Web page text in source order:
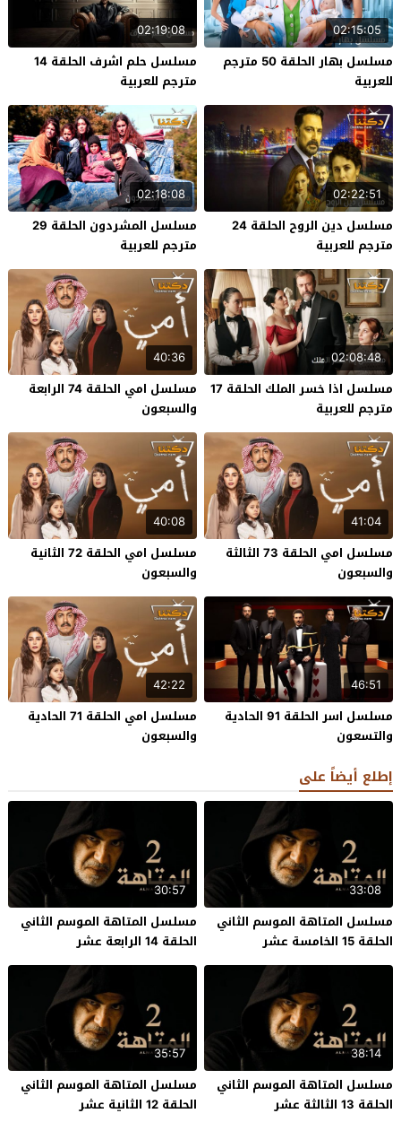
02:15:05
مسلسل بهار الحلقة 50 مترجم
للعربية
02:19:08
مسلسل حلم اشرف الحلقة 14
مترجم للعربية
02:22:51
مسلسل دين الروح الحلقة 24
مترجم للعربية
02:18:08
مسلسل المشردون الحلقة 29
مترجم للعربية
02:08:48
مسلسل اذا خسر الملك الحلقة 17
مترجم للعربية
40:36
مسلسل امي الحلقة 74 الرابعة
والسبعون
41:04
مسلسل امي الحلقة 73 الثالثة
والسبعون
40:08
مسلسل امي الحلقة 72 الثانية
والسبعون
46:51
مسلسل اسر الحلقة 91 الحادية
والتسعون
42:22
مسلسل امي الحلقة 71 الحادية
والسبعون
إطلع أيضاً على
33:08
مسلسل المتاهة الموسم الثاني
الحلقة 15 الخامسة عشر
30:57
مسلسل المتاهة الموسم الثاني
الحلقة 14 الرابعة عشر
38:14
مسلسل المتاهة الموسم الثاني
الحلقة 13 الثالثة عشر
35:57
مسلسل المتاهة الموسم الثاني
الحلقة 12 الثانية عشر